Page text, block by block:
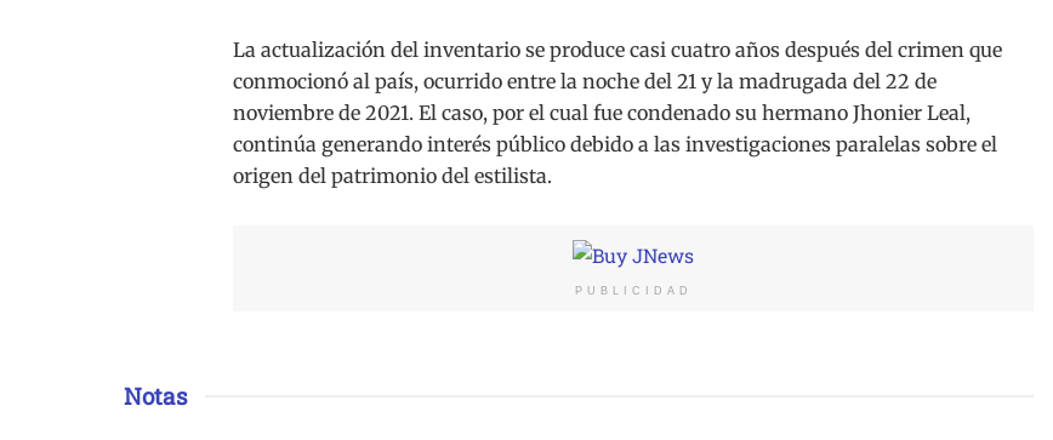
La actualización del inventario se produce casi cuatro años después del crimen que
conmocionó al país, ocurrido entre la noche del 21 y la madrugada del 22 de
noviembre de 2021. El caso, por el cual fue condenado su hermano Jhonier Leal,
continúa generando interés público debido a las investigaciones paralelas sobre el
origen del patrimonio del estilista.
PUBLICIDAD
Notas